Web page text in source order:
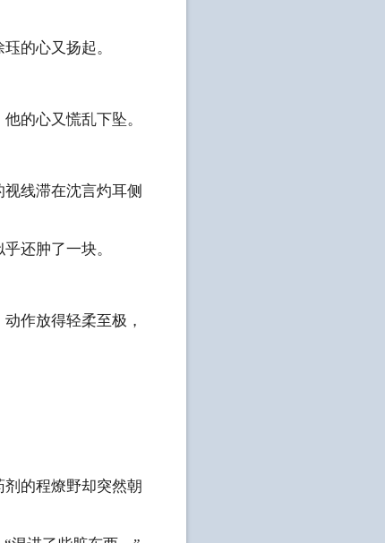
的心又扬起。
的心又慌乱下坠。
线滞在沈言灼耳侧
还肿了一块。
作放得轻柔至极，
的程燎野却突然朝